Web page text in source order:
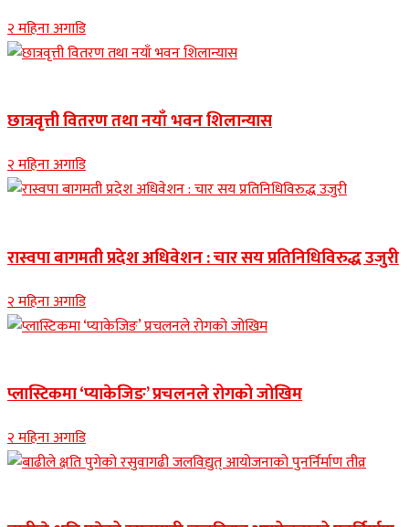
२ महिना अगाडि
छात्रवृत्ती वितरण तथा नयाँ भवन शिलान्यास
२ महिना अगाडि
रास्वपा बागमती प्रदेश अधिवेशन : चार सय प्रतिनिधिविरुद्ध उजुरी
२ महिना अगाडि
प्लास्टिकमा ‘प्याकेजिङ’ प्रचलनले रोगको जोखिम
२ महिना अगाडि